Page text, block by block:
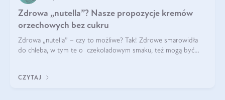
Zdrowa „nutella”? Nasze propozycje kremów
orzechowych bez cukru
Zdrowa „nutella” – czy to możliwe? Tak! Zdrowe smarowidła
do chleba, w tym te o czekoladowym smaku, też mogą być
CZYTAJ